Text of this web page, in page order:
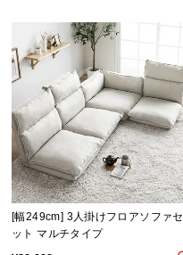
に
つ
い
て
入
経
路
に
つ
[幅249cm] 3人掛けフロアソファセ
ット マルチタイプ